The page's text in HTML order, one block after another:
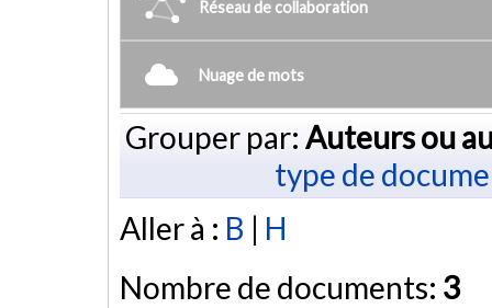
Réseau de collaboration
Nuage de mots
Grouper par: Auteurs ou
type de
Aller à : B | H
Nombre de documents: 3